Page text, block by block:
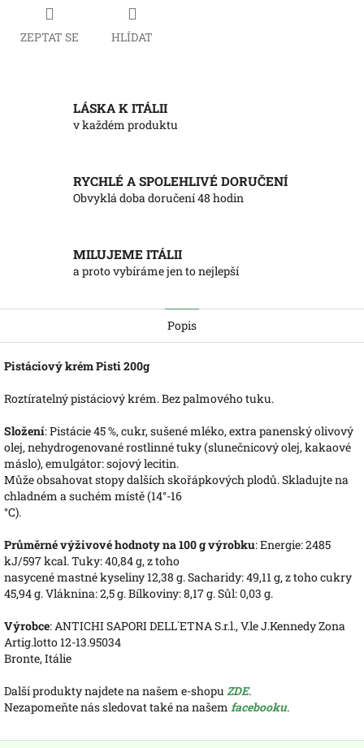
ZEPTAT SE HLÍDAT
LÁSKA K ITÁLII
v každém produktu
RYCHLÉ A SPOLEHLIVÉ DORUČENÍ
Obvyklá doba doručení 48 hodin
MILUJEME ITÁLII
a proto vybíráme jen to nejlepší
Popis
Pistáciový krém Pisti 200g
Roztíratelný pistáciový krém. Bez palmového tuku.
Složení: Pistácie 45 %, cukr, sušené mléko, extra panenský olivový
olej, nehydrogenované rostlinné tuky (slunečnicový olej, kakaové
máslo), emulgátor: sojový lecitin.
Může obsahovat stopy dalších skořápkových plodů. Skladujte na
chladném a suchém místě (14°-16
°C).
Průměrné výživové hodnoty na 100 g výrobku: Energie: 2485
kJ/597 kcal. Tuky: 40,84 g, z toho
nasycené mastné kyseliny 12,38 g. Sacharidy: 49,11 g, z toho cukry
45,94 g. Vláknina: 2,5 g. Bílkoviny: 8,17 g. Sůl: 0,03 g.
Výrobce: ANTICHI SAPORI DELL´ETNA S.r.l., V.le J.Kennedy Zona
Artig.lotto 12-13.95034
Bronte, Itálie
Další produkty najdete na našem e-shopu ZDE.
Nezapomeňte nás sledovat také na našem facebooku.